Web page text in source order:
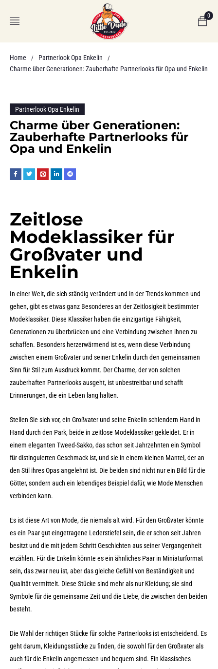
0
Home / Partnerlook Opa Enkelin /
Charme über Generationen: Zauberhafte Partnerlooks für Opa und Enkelin
Partnerlook Opa Enkelin
Charme über Generationen:
Zauberhafte Partnerlooks für
Opa und Enkelin
Zeitlose
Modeklassiker für
Großvater und
Enkelin
In einer Welt, die sich ständig verändert und in der Trends kommen und
gehen, gibt es etwas ganz Besonderes an der Zeitlosigkeit bestimmter
Modeklassiker. Diese Klassiker haben die einzigartige Fähigkeit,
Generationen zu überbrücken und eine Verbindung zwischen ihnen zu
schaffen. Besonders herzerwärmend ist es, wenn diese Verbindung
zwischen einem Großvater und seiner Enkelin durch den gemeinsamen
Sinn für Stil zum Ausdruck kommt. Der Charme, der von solchen
zauberhaften Partnerlooks ausgeht, ist unbestreitbar und schafft
Erinnerungen, die ein Leben lang halten.
Stellen Sie sich vor, ein Großvater und seine Enkelin schlendern Hand in
Hand durch den Park, beide in zeitlose Modeklassiker gekleidet. Er in
einem eleganten Tweed-Sakko, das schon seit Jahrzehnten ein Symbol
für distinguierten Geschmack ist, und sie in einem kleinen Mantel, der an
den Stil ihres Opas angelehnt ist. Die beiden sind nicht nur ein Bild für die
Götter, sondern auch ein lebendiges Beispiel dafür, wie Mode Menschen
verbinden kann.
Es ist diese Art von Mode, die niemals alt wird. Für den Großvater könnte
es ein Paar gut eingetragene Lederstiefel sein, die er schon seit Jahren
besitzt und die mit jedem Schritt Geschichten aus seiner Vergangenheit
erzählen. Für die Enkelin könnte es ein ähnliches Paar in Miniaturformat
sein, das zwar neu ist, aber das gleiche Gefühl von Beständigkeit und
Qualität vermittelt. Diese Stücke sind mehr als nur Kleidung; sie sind
Symbole für die gemeinsame Zeit und die Liebe, die zwischen den beiden
besteht.
Die Wahl der richtigen Stücke für solche Partnerlooks ist entscheidend. Es
geht darum, Kleidungsstücke zu finden, die sowohl für den Großvater als
auch für die Enkelin angemessen und bequem sind. Ein klassisches